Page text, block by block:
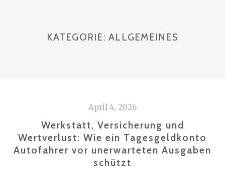
KATEGORIE: ALLGEMEINES
April 4, 2026
Werkstatt, Versicherung und
Wertverlust: Wie ein Tagesgeldkonto
Autofahrer vor unerwarteten Ausgaben
schützt